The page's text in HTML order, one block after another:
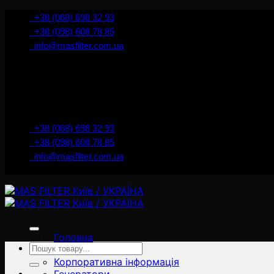
İçeriğe+38 (068) 698 32 93
+38 (098) 608 78 85
info@masfilter.com.ua
+38 (068) 698 32 93
+38 (098) 608 78 85
info@masfilter.com.ua
Головна
Товари
Корпоративна інформація
Ara: